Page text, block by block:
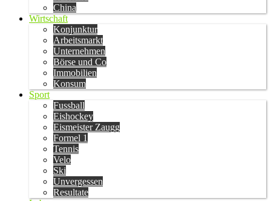
China
Wirtschaft
Konjunktur
Arbeitsmarkt
Unternehmen
Börse und Co
Immobilien
Konsum
Sport
Fussball
Eishockey
Eismeister Zaugg
Formel 1
Tennis
Velo
Ski
Unvergessen
Resultate